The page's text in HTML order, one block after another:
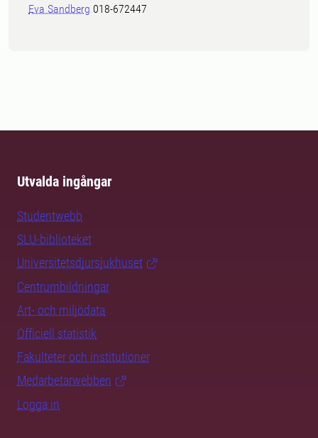
Eva Sandberg 018-672447
Utvalda ingångar
Studentwebb
SLU-biblioteket
Universitetsdjursjukhuset
Centrumbildningar
Art- och miljödata
Officiell statistik
Fakulteter och institutioner
Medarbetarwebben
Logga in